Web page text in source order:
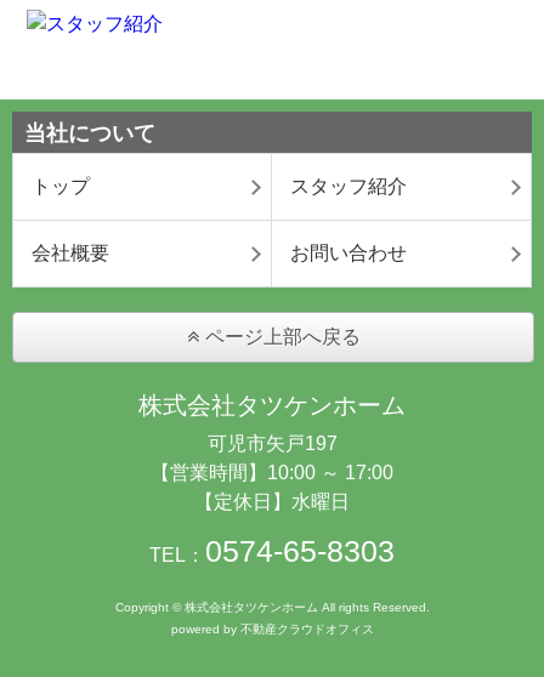
当社について
トップ スタッフ紹介
会社概要 お問い合わせ
ページ上部へ戻る
株式会社タツケンホーム
可児市矢戸197
【営業時間】10:00 ～ 17:00
【定休日】水曜日
TEL： 0574-65-8303
Copyright © 株式会社タツケンホーム All rights Reserved.
powered by 不動産クラウドオフィス